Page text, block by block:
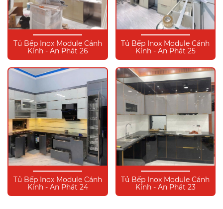
Tủ Bếp Inox Module Cánh
Kính - An Phát 26
Tủ Bếp Inox Module Cánh
Kính - An Phát 25
Tủ Bếp Inox Module Cánh
Kính - An Phát 24
Tủ Bếp Inox Module Cánh
Kính - An Phát 23